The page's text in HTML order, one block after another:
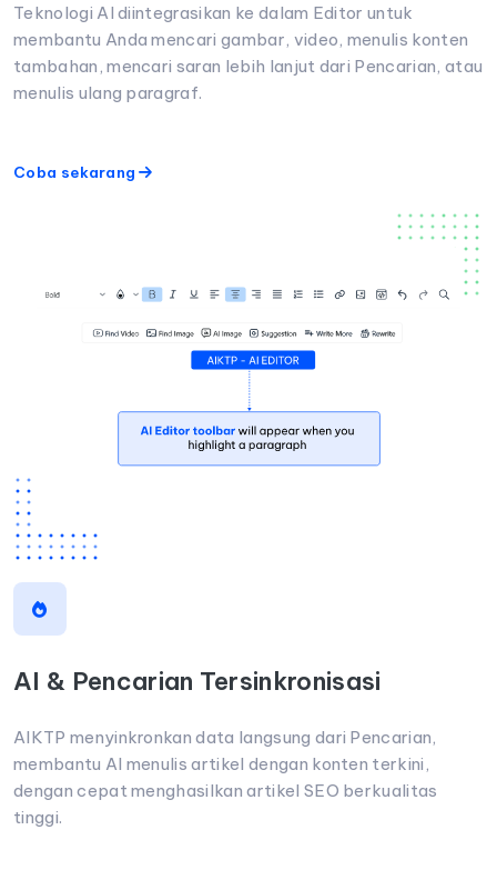
Teknologi AI diintegrasikan ke dalam Editor untuk
membantu Anda mencari gambar, video, menulis konten
tambahan, mencari saran lebih lanjut dari Pencarian, atau
menulis ulang paragraf.
Coba sekarang
AI & Pencarian Tersinkronisasi
AIKTP menyinkronkan data langsung dari Pencarian,
membantu AI menulis artikel dengan konten terkini,
dengan cepat menghasilkan artikel SEO berkualitas
tinggi.